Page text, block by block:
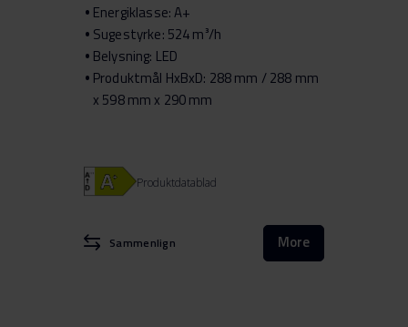
Sammenlign More
Energiklasse: A+
Sugestyrke: 524 m³/h
Belysning: LED
Produktmål HxBxD: 288 mm / 288 mm
x 598 mm x 290 mm
Produktdatablad